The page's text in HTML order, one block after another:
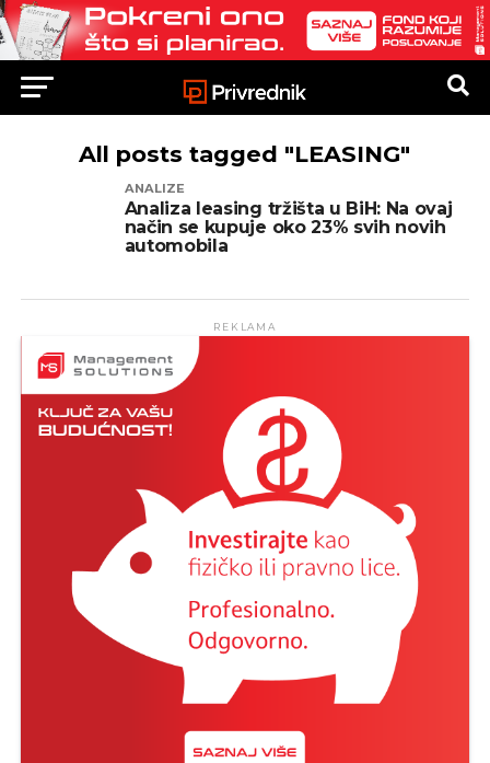
All posts tagged "LEASING"
ANALIZE
Analiza leasing tržišta u BiH: Na ovaj
način se kupuje oko 23% svih novih
automobila
REKLAMA